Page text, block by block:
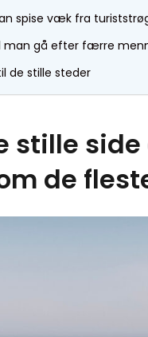
spise væk fra
man gå efter færre
de stille steder
stille
de